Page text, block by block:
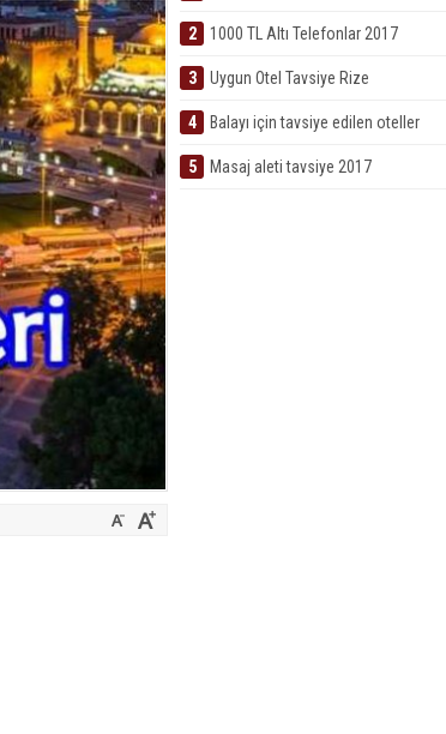
2 1000 TL Altı Telefonlar 2017
3 Uygun Otel Tavsiye Rize
4 Balayı için tavsiye edilen oteller
5 Masaj aleti tavsiye 2017